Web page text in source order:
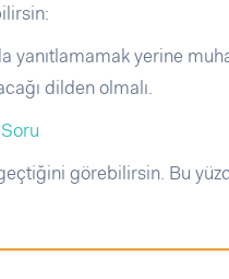
yanıtlamamak yerine
dilden olmalı.
görebilirsin. Bu